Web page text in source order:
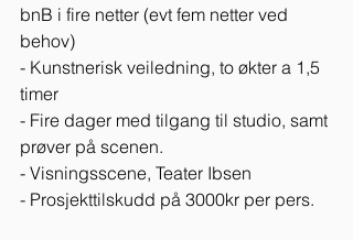
bnB i fire netter (evt fem netter ved
behov)
- Kunstnerisk veiledning, to økter a 1,5
timer
- Fire dager med tilgang til studio, samt
prøver på scenen.
- Visningsscene, Teater Ibsen
- Prosjekttilskudd på 3000kr per pers.